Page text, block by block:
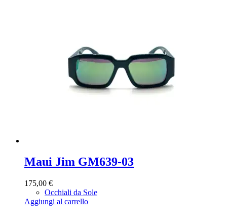
Maui Jim GM639-03
175,00 €
Occhiali da Sole
Aggiungi al carrello